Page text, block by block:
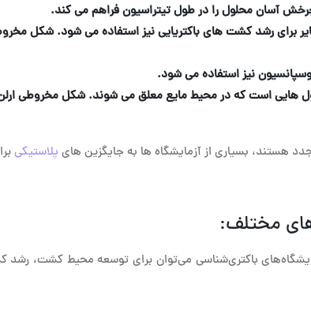
آسان محلول را در طول تیتراسیون فراهم می کند.
مایر برای رشد کشت های باکتریایی نیز استفاده می شود. شکل
نیز استفاده می شود.
است که در محیط مایع معلق می شوند. شکل مخروطی ارلن
هستند، بسیاری از آزمایشگاه ها به جایگزین های پلاستیکی
های مختلف:
باکتری‌شناسی می‌توان برای توسعه محیط کشت، رشد